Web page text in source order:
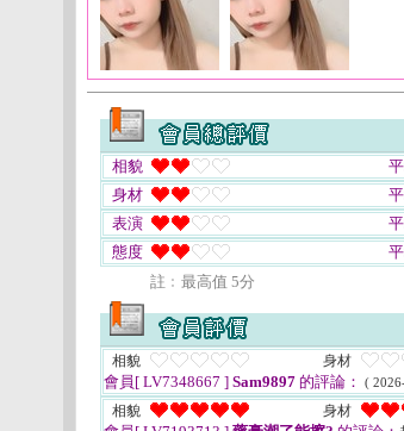
相貌
身材
表演
態度
註﹕最高值 5分
相貌 身材
會員[ LV7348667 ] Sam9897 的評論： (
相貌 身材